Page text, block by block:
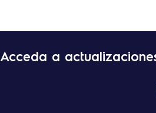
Acceda a